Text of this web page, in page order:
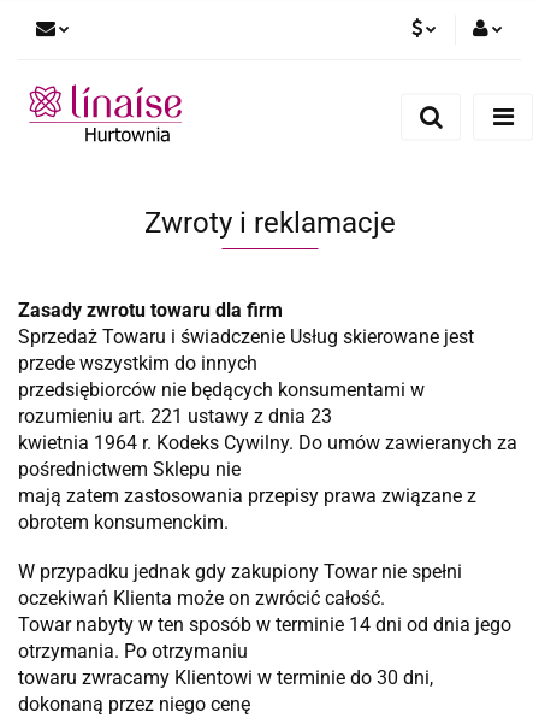
EUR
Zarejestruj się
Zwroty i reklamacje
Zasady zwrotu towaru dla firm
Sprzedaż Towaru i świadczenie Usług skierowane jest
przede wszystkim do innych
przedsiębiorców nie będących konsumentami w
rozumieniu art. 221 ustawy z dnia 23
kwietnia 1964 r. Kodeks Cywilny. Do umów zawieranych za
pośrednictwem Sklepu nie
mają zatem zastosowania przepisy prawa związane z
obrotem konsumenckim.
W przypadku jednak gdy zakupiony Towar nie spełni
oczekiwań Klienta może on zwrócić całość.
Towar nabyty w ten sposób w terminie 14 dni od dnia jego
otrzymania. Po otrzymaniu
towaru zwracamy Klientowi w terminie do 30 dni,
dokonaną przez niego cenę